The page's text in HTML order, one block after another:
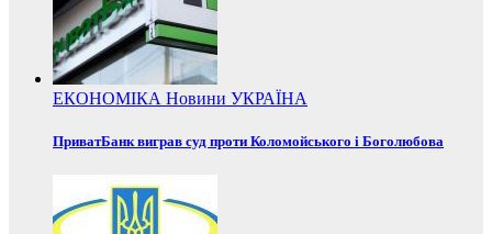
ЕКОНОМІКА Новини УКРАЇНА
ПриватБанк виграв суд проти Коломойського і Боголюбова